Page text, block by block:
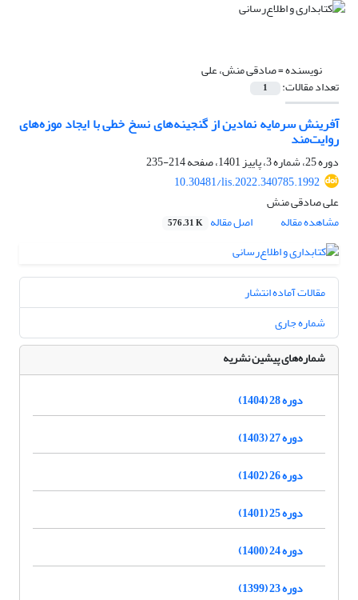
نویسنده =صادقی منش، علی
تعداد مقالات: 1
آفرینش سرمایه نمادین از گنجینه‌های نسخ خطی با ایجاد موزه‌های
روایت‌مند
دوره 25، شماره 3، پاییز 1401، صفحه
214-235
10.30481/lis.2022.340785.1992
علی صادقی منش
مشاهده مقاله
اصل مقاله 576.31 K
مقالات آماده انتشار
شماره جاری
شماره‌های پیشین نشریه
دوره 28 (1404)
دوره 27 (1403)
دوره 26 (1402)
دوره 25 (1401)
دوره 24 (1400)
دوره 23 (1399)